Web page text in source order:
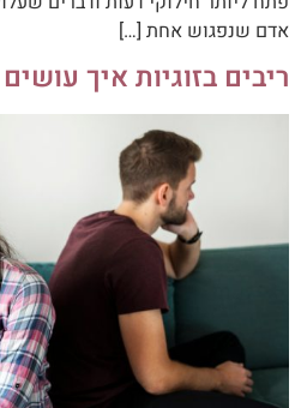
אדם שנפגוש אחת […]
ריבים בזוגיות איך